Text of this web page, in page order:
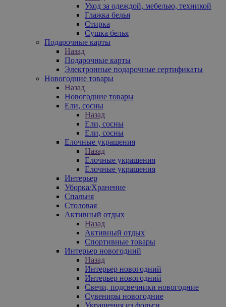
Уход за одеждой, мебелью, техникой
Глажка белья
Стирка
Сушка белья
Подарочные карты
Назад
Подарочные карты
Электронные подарочные сертификаты
Новогодние товары
Назад
Новогодние товары
Ели, сосны
Назад
Ели, сосны
Ели, сосны
Елочные украшения
Назад
Елочные украшения
Елочные украшения
Интерьер
Уборка/Хранение
Спальня
Столовая
Активный отдых
Назад
Активный отдых
Спортивные товары
Интерьер новогодний
Назад
Интерьер новогодний
Интерьер новогодний
Свечи, подсвечники новогодние
Сувениры новогодние
Украшения из фольги